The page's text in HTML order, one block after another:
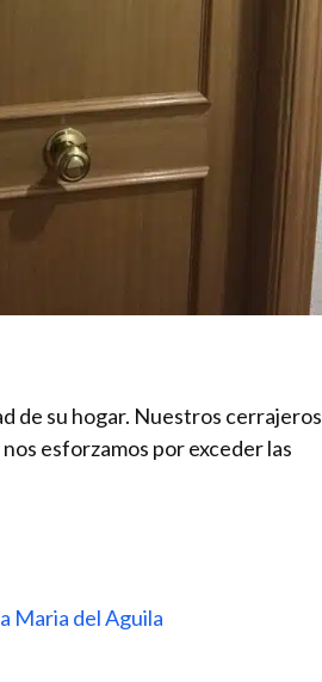
de su hogar. Nuestros cerrajeros
esforzamos por exceder las
Maria del Aguila